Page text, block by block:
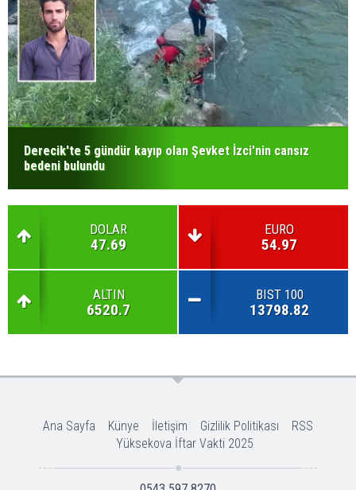
Derecik'te 5 gündür kayıp olan Şevket İzci'nin cansız
bedeni bulundu
DOLAR
47.69
EURO
54.97
ALTIN
6520.7
BIST 100
13798.82
Ana Sayfa Künye İletişim Gizlilik Politikası
RSS
Yüksekova İftar Vakti 2025